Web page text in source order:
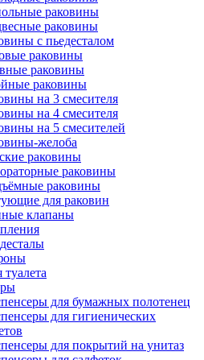
раковины
раковины
с пьедесталом
раковины
раковины
раковины
на 3 смесителя
на 4 смесителя
на 5 смесителей
желоба
раковины
раковины
раковины
для раковин
клапаны
для бумажных полотенец
для гигиенических
для покрытий на унитаз